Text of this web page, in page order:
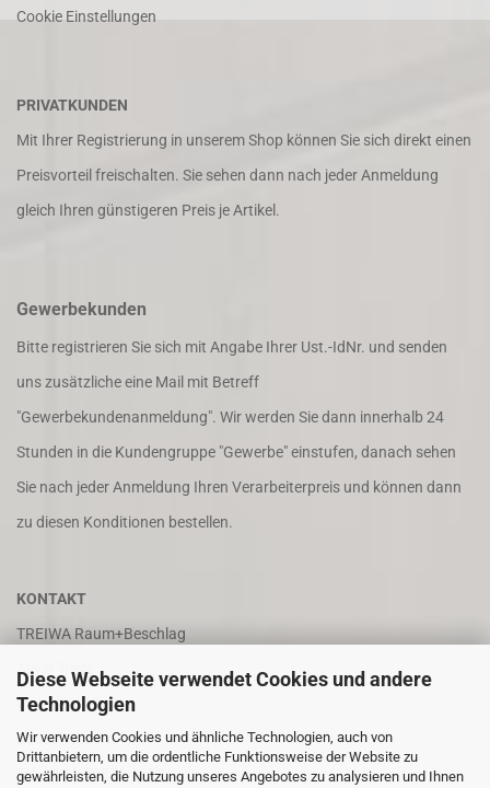
Diese Webseite verwendet Cookies und andere
Technologien
Wir verwenden Cookies und ähnliche Technologien, auch von
Drittanbietern, um die ordentliche Funktionsweise der Website zu
gewährleisten, die Nutzung unseres Angebotes zu analysieren und Ihnen
Cookie Einstellungen
PRIVATKUNDEN
Mit Ihrer Registrierung in unserem Shop können Sie sich direkt einen
Preisvorteil freischalten. Sie sehen dann nach jeder Anmeldung
gleich Ihren günstigeren Preis je Artikel.
Gewerbekunden
Bitte registrieren Sie sich mit Angabe Ihrer Ust.-IdNr. und senden
uns zusätzliche eine Mail mit Betreff
"Gewerbekundenanmeldung". Wir werden Sie dann innerhalb 24
Stunden in die Kundengruppe "Gewerbe" einstufen, danach sehen
Sie nach jeder Anmeldung Ihren Verarbeiterpreis und können dann
zu diesen Konditionen bestellen.
KONTAKT
TREIWA Raum+Beschlag
Alwin Treitz
In der Puhl 8
66687 Wadern
Tel. +49 (0)6871 4202